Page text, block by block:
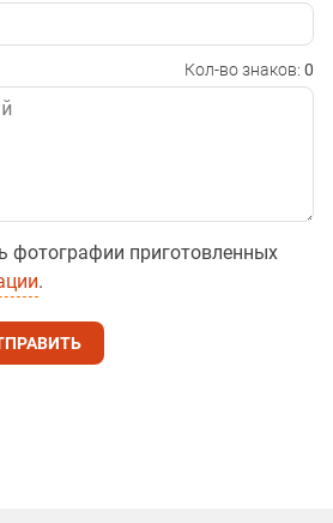
Кол-во знаков: 0
фотографии приготовленных
.